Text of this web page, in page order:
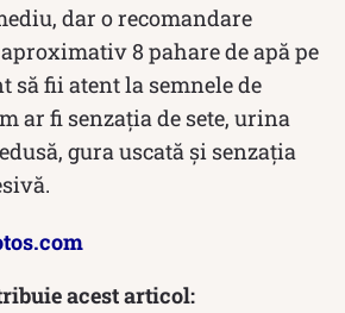
dar o recomandare
8 pahare de apă pe
să fii atent la semnele de
ar fi senzația de sete, urina
gura uscată și senzația
acest articol: